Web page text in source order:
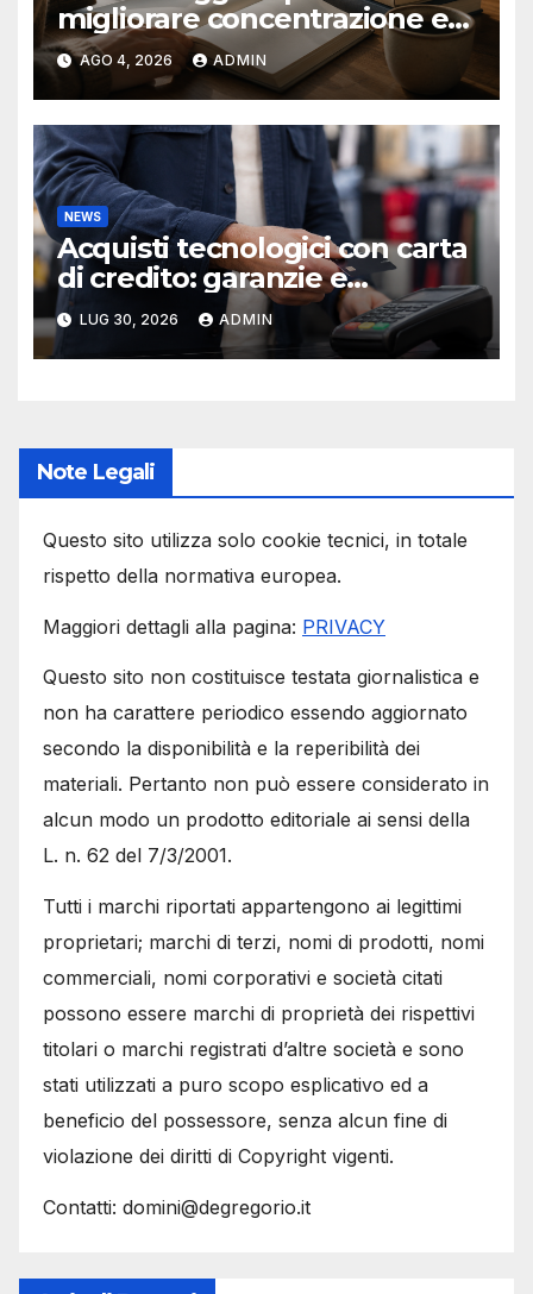
migliorare concentrazione e
produttività
AGO 4, 2026 ADMIN
NEWS
Acquisti tecnologici con carta
di credito: garanzie e
protezioni
LUG 30, 2026 ADMIN
Note Legali
Questo sito utilizza solo cookie tecnici, in totale
rispetto della normativa europea.
Maggiori dettagli alla pagina: PRIVACY
Questo sito non costituisce testata giornalistica e
non ha carattere periodico essendo aggiornato
secondo la disponibilità e la reperibilità dei
materiali. Pertanto non può essere considerato in
alcun modo un prodotto editoriale ai sensi della
L. n. 62 del 7/3/2001.
Tutti i marchi riportati appartengono ai legittimi
proprietari; marchi di terzi, nomi di prodotti, nomi
commerciali, nomi corporativi e società citati
possono essere marchi di proprietà dei rispettivi
titolari o marchi registrati d’altre società e sono
stati utilizzati a puro scopo esplicativo ed a
beneficio del possessore, senza alcun fine di
violazione dei diritti di Copyright vigenti.
Contatti: domini@degregorio.it